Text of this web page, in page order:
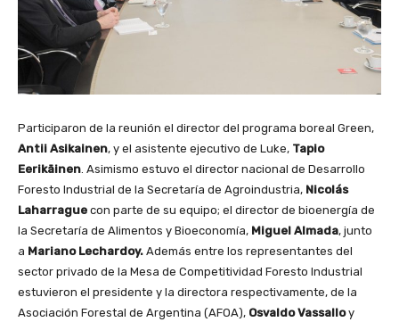
Participaron de la reunión el director del programa boreal Green,
Antii Asikainen, y el asistente ejecutivo de Luke, Tapio
Eerikäinen . Asimismo estuvo el director nacional de Desarrollo
Foresto Industrial de la Secretaría de Agroindustria, Nicolás
Laharrague con parte de su equipo; el director de bioenergía de
la Secretaría de Alimentos y Bioeconomía, Miguel Almada, junto
a Mariano Lechardoy. Además entre los representantes del
sector privado de la Mesa de Competitividad Foresto Industrial
estuvieron el presidente y la directora respectivamente, de la
Asociación Forestal de Argentina (AFOA), Osvaldo Vassalloy